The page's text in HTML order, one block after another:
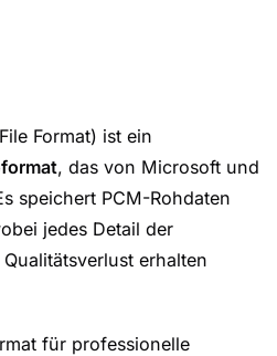
Format) ist ein
, das von Microsoft und
speichert PCM-Rohdaten
jedes Detail der
erhalten
für professionelle